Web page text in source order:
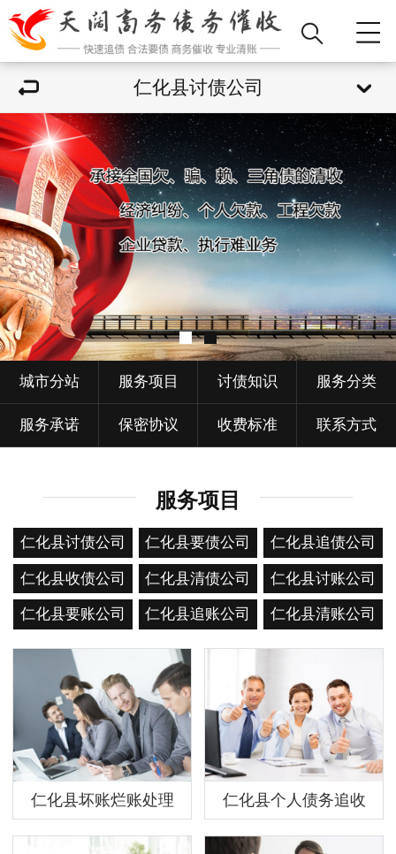
仁化县讨债公司
城市分站 服务项目 讨债知识 服务分类
服务承诺 保密协议 收费标准 联系方式
服务项目
仁化县讨债公司 仁化县要债公司 仁化县追债公司
仁化县收债公司 仁化县清债公司 仁化县讨账公司
仁化县要账公司 仁化县追账公司 仁化县清账公司
仁化县坏账烂账处理 仁化县个人债务追收